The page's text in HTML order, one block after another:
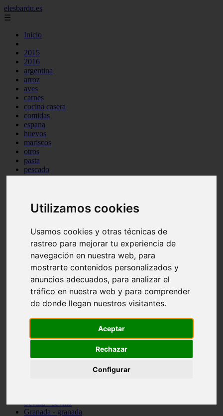
Utilizamos cookies
Usamos cookies y otras técnicas de
rastreo para mejorar tu experiencia de
navegación en nuestra web, para
mostrarte contenidos personalizados y
anuncios adecuados, para analizar el
tráfico en nuestra web y para comprender
de donde llegan nuestros visitantes.
Aceptar
Rechazar
Configurar
elesbardu.es
☰
Inicio
2015
2016
argentina
arroz
aves
carnes
cocina casera
comidas
espana
huevos
mariscos
otros
pasta
pescado
postres
tag
venezuela
vocabulario de cocina
Madrid - pozuelo-de-alarcón
Teruel - sarrión
Cádiz - algodonales
Illes-balears - inca
Madrid - madrid
Málaga - torremolinos
Asturias - oviedo
Cádiz - el-puerto-de-santa-maría
Toledo - illescas
Málaga - marbella
Barcelona - barcelona
Sevilla - sevilla
Granada - granada